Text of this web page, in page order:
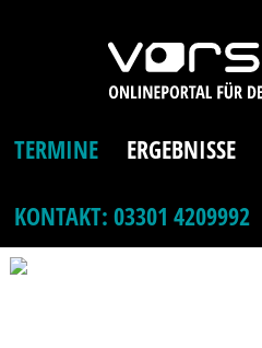
TERMINE ERGEBNISSE
KONTAKT: 03301 4209992